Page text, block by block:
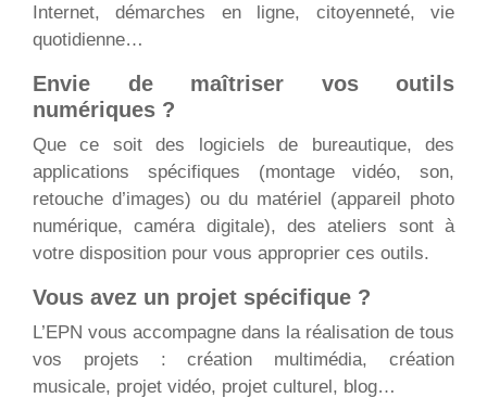
Internet, démarches en ligne, citoyenneté, vie
quotidienne…
Envie de maîtriser vos outils
numériques ?
Que ce soit des logiciels de bureautique, des
applications spécifiques (montage vidéo, son,
retouche d’images) ou du matériel (appareil photo
numérique, caméra digitale), des ateliers sont à
votre disposition pour vous approprier ces outils.
Vous avez un projet spécifique ?
L’EPN vous accompagne dans la réalisation de tous
vos projets : création multimédia, création
musicale, projet vidéo, projet culturel, blog…